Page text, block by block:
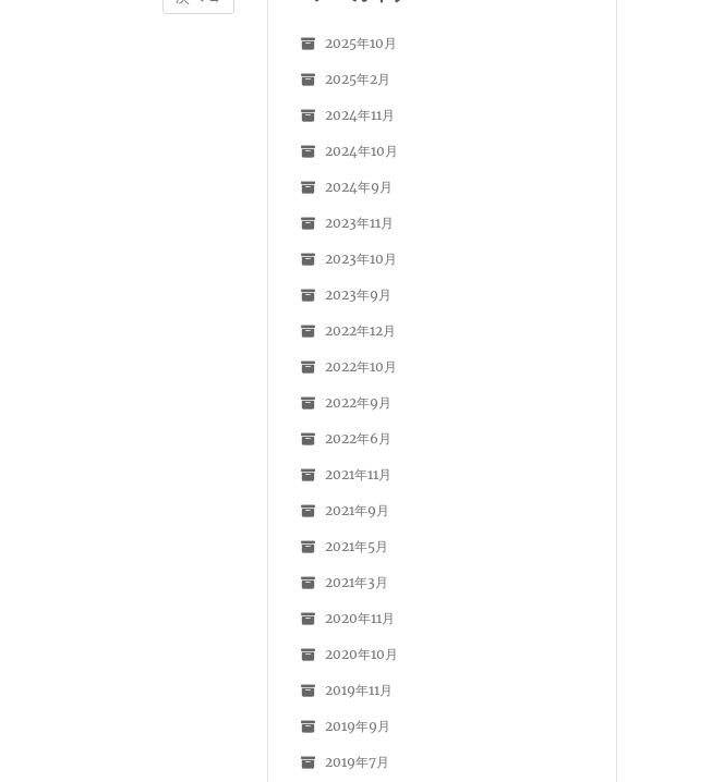
2025年10月
2025年2月
2024年11月
2024年10月
2024年9月
2023年11月
2023年10月
2023年9月
2022年12月
2022年10月
2022年9月
2022年6月
2021年11月
2021年9月
2021年5月
2021年3月
2020年11月
2020年10月
2019年11月
2019年9月
2019年7月